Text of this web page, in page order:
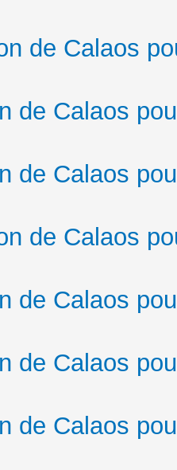
de Calaos
de Calaos
de Calaos
de Calaos
de Calaos
de Calaos
de Calaos